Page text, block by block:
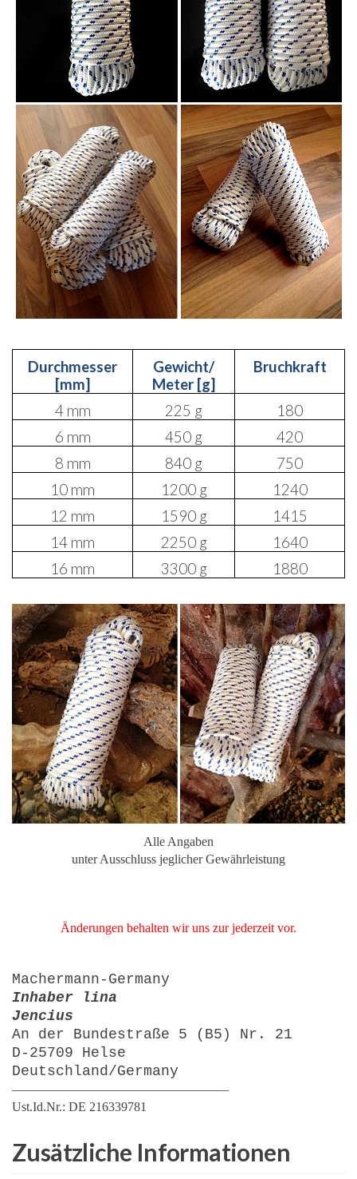
Durchmesser
[mm]
Gewicht/
Meter [g]
Bruchkraft
4 mm 225 g
180
6 mm
450 g
420
8 mm
840 g
750
10 mm
1200 g
1240
12 mm
1590 g
1415
14 mm
2250 g
1640
16 mm
3300 g 1880
Alle Angaben
unter Ausschluss jeglicher Gewährleistung
Änderungen behalten wir uns zur jederzeit vor.
Machermann-Germany
Inhaber lina
Jencius
An der Bundestraße 5 (B5) Nr. 21
D-25709 Helse
Deutschland/Germany
—————————————————
Ust.Id.Nr.: DE 216339781
Zusätzliche Informationen